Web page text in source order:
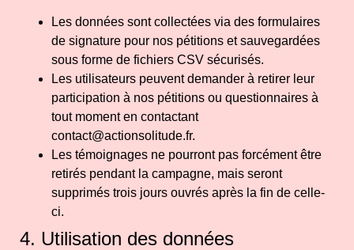
Les données sont collectées via des formulaires
de signature pour nos pétitions et sauvegardées
sous forme de fichiers CSV sécurisés.
Les utilisateurs peuvent demander à retirer leur
participation à nos pétitions ou questionnaires à
tout moment en contactant
contact@actionsolitude.fr.
Les témoignages ne pourront pas forcément être
retirés pendant la campagne, mais seront
supprimés trois jours ouvrés après la fin de celle-
ci.
4. Utilisation des données